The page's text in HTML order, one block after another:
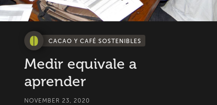
CACAO Y CAFÉ SOSTENIBLES
Medir equivale a
aprender
NOVEMBER 23, 2020